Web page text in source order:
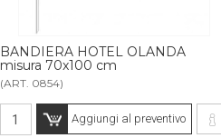
BANDIERA HOTEL OLANDA
misura 70x100 cm
(ART. 0854)
Aggiungi al preventivo